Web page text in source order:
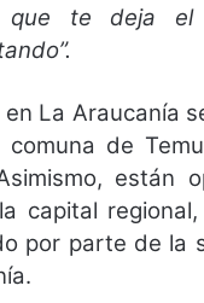
que te deja
La Araucanía
comuna de
están
capital
por parte de la